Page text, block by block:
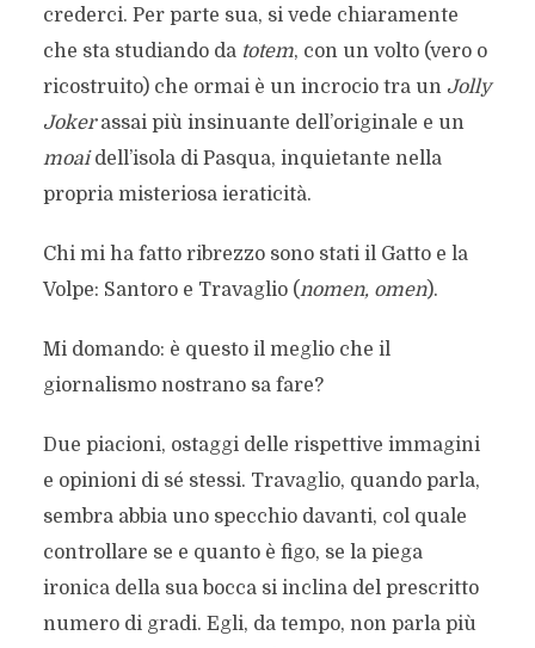
crederci. Per parte sua, si vede chiaramente
che sta studiando da totem, con un volto (vero o
ricostruito) che ormai è un incrocio tra un Jolly
Jokerassai più insinuante dell’originale e un
moaidell’isola di Pasqua, inquietante nella
propria misteriosa ieraticità.
Chi mi ha fatto ribrezzo sono stati il Gatto e la
Volpe: Santoro e Travaglio (nomen, omen).
Mi domando: è questo il meglio che il
giornalismo nostrano sa fare?
Due piacioni, ostaggi delle rispettive immagini
e opinioni di sé stessi. Travaglio, quando parla,
sembra abbia uno specchio davanti, col quale
controllare se e quanto è figo, se la piega
ironica della sua bocca si inclina del prescritto
numero di gradi. Egli, da tempo, non parla più